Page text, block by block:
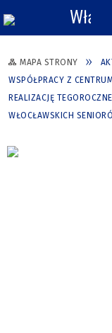
MAPA STRONY
WSPÓŁPRACY Z
REALIZACJĘ
WŁOCŁAWSKICH
Włącz